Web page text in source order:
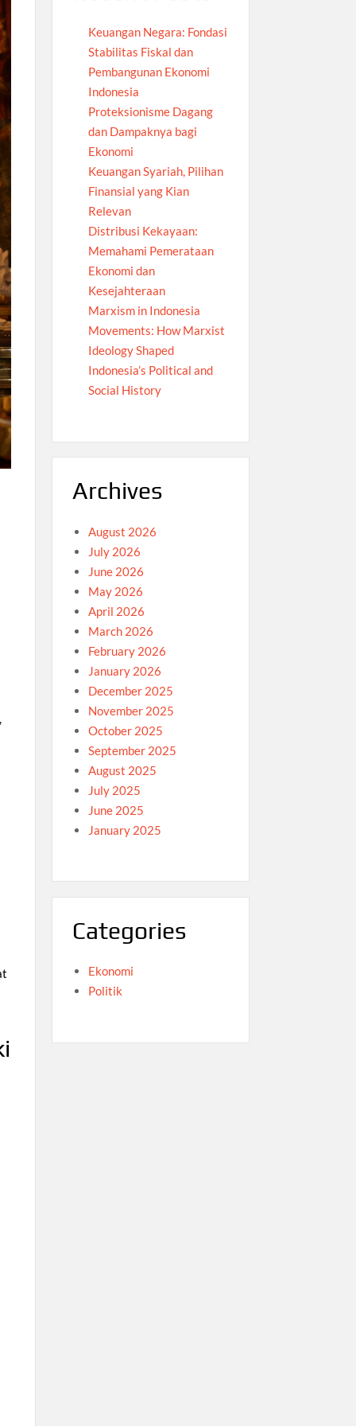
Keuangan Negara: Fondasi
Stabilitas Fiskal dan
Pembangunan Ekonomi
Indonesia
Proteksionisme Dagang
dan Dampaknya bagi
Ekonomi
Keuangan Syariah, Pilihan
Finansial yang Kian
Relevan
Distribusi Kekayaan:
Memahami Pemerataan
Ekonomi dan
Kesejahteraan
Marxism in Indonesia
Movements: How Marxist
Ideology Shaped
Indonesia’s Political and
Social History
Archives
August 2026
July 2026
June 2026
May 2026
April 2026
March 2026
February 2026
January 2026
December 2025
November 2025
October 2025
September 2025
August 2025
July 2025
June 2025
January 2025
Categories
Ekonomi
Politik